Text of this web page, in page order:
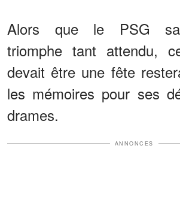
Alors que le PSG
triomphe tant attendu,
devait être une fête
les mémoires pour ses
drames.
ANNONCES